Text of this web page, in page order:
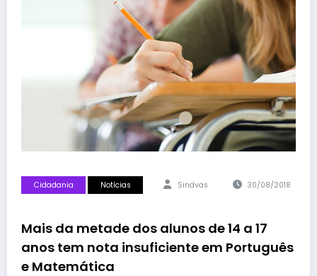
Cidadania Notícias Sindvas 30/08/2018
Mais da metade dos alunos de 14 a 17
anos tem nota insuficiente em Português
e Matemática